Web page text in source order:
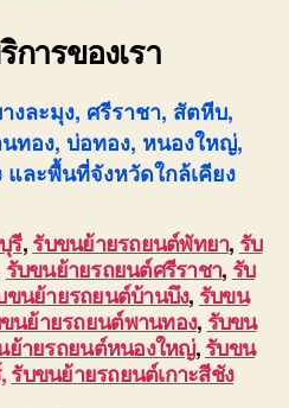
ารของเรา
งละมุง, ศรีราชา, สัตหีบ,
ทอง, บ่อทอง, หนองใหญ่,
และพื้นที่จังหวัดใกล้เคียง
รี,รับขนย้ายรถยนต์พัทยา, รับ
รับขนย้ายรถยนต์ศรีราชา, รับ
ขนย้ายรถยนต์บ้านบึง, รับขน
นย้ายรถยนต์พานทอง, รับขน
ย้ายรถยนต์หนองใหญ่,รับขน
รับขนย้ายรถยนต์เกาะสีชัง